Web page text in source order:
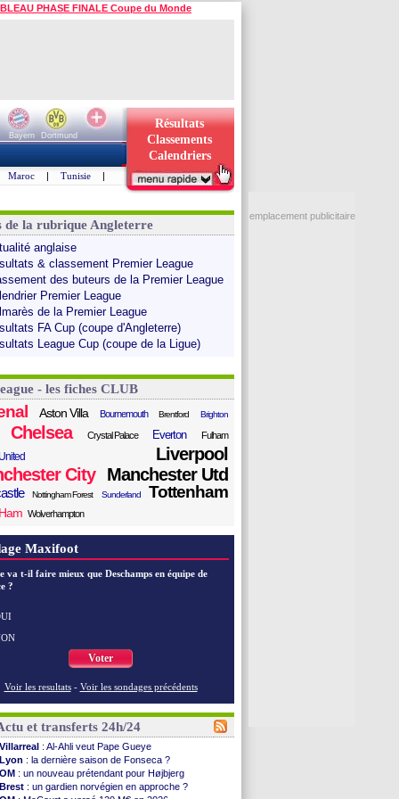
PHASE FINALE Coupe du Monde
Bayern
Dortmund
Résultats
Classements
Calendriers
Maroc | Tunisie |
de la rubrique Angleterre
anglaise
& classement Premier League
des buteurs de la Premier League
Premier League
de la Premier League
FA Cup (coupe d'Angleterre)
League Cup (coupe de la Ligue)
- les fiches CLUB
Aston Villa Bournemouth Brentford Brighton
Chelsea Crystal Palace Everton Fulham
Liverpool
City
Manchester Utd
Nottingham Forest Sunderland Tottenham
Wolverhampton
Maxifoot
va t-il faire mieux que Deschamps en équipe de
?
Voter
Voir les resultats - Voir les sondages précédents
et transferts 24h/24
Villarreal : Al-Ahli veut Pape Gueye
Lyon : la dernière saison de Fonseca ?
OM : un nouveau prétendant pour Højbjerg
Brest : un gardien norvégien en approche ?
emplacement publicitaire